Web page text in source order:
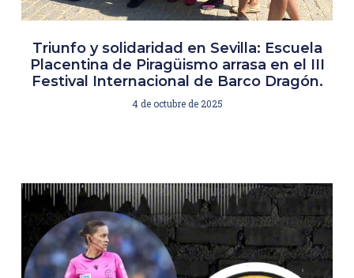
Triunfo y solidaridad en Sevilla: Escuela
Placentina de Piragüismo arrasa en el III
Festival Internacional de Barco Dragón.
4 de octubre de 2025